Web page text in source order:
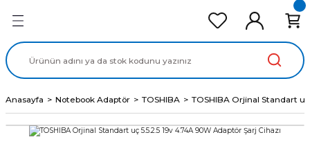
Ekran Panel
Data Kablo
Anasayfa Notebook Adaptör TOSHIBA TOSHIBA Orjinal Standart